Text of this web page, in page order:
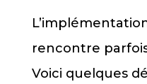
rencontre
Voici quelques